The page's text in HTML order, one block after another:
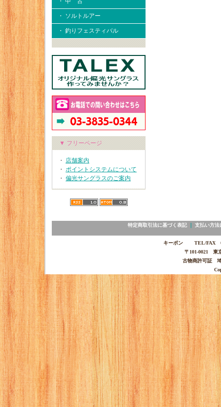
・ ソルトルアー
・ 釣りフェスティバル
▼ フリーページ
・ 店舗案内
・ ポイントシステムについて
・ 偏光サングラスのご案内
特定商取引法に基づく表記｜ 支払い方法
キーポン TEL/FAX
〒101-0021 東
古物商許可証